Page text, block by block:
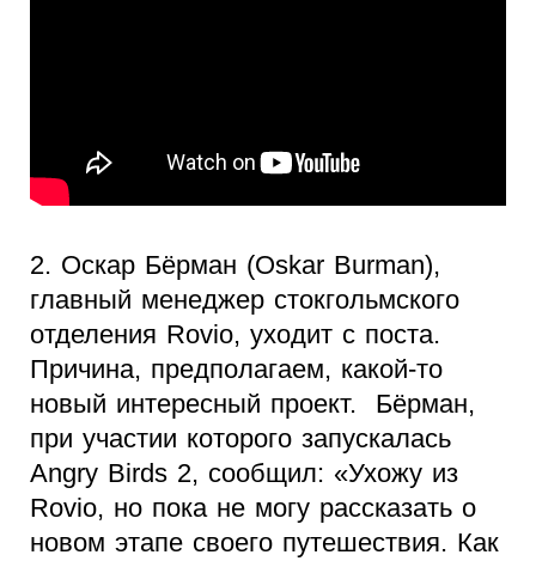
2. Оскар Бёрман (Oskar Burman),
главный менеджер стокгольмского
отделения Rovio, уходит с поста.
Причина, предполагаем, какой-то
новый интересный проект. Бёрман,
при участии которого запускалась
Angry Birds 2, сообщил: «Ухожу из
Rovio, но пока не могу рассказать о
новом этапе своего путешествия. Как